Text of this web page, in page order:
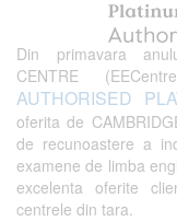
Din primavara
CENTRE
AUTHORISED
oferita de
de recunoastere a
examene de limba
excelenta oferite
centrele din tara.